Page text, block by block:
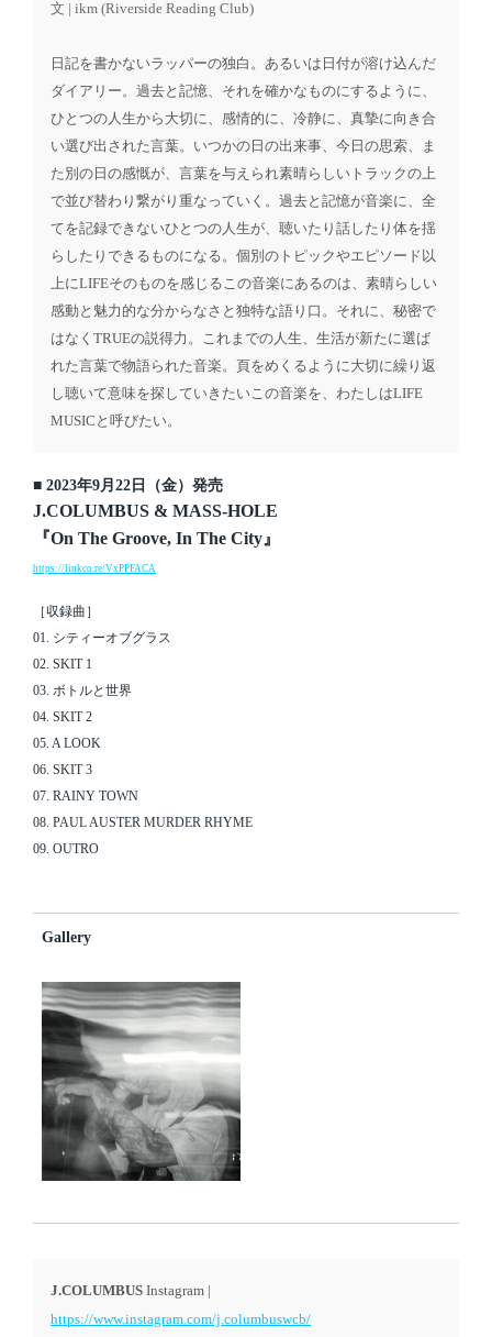
文 | ikm (Riverside Reading Club)
日記を書かないラッパーの独白。あるいは日付が溶け込んだ
ダイアリー。過去と記憶、それを確かなものにするように、
ひとつの人生から大切に、感情的に、冷静に、真摯に向き合
い選び出された言葉。いつかの日の出来事、今日の思索、ま
た別の日の感慨が、言葉を与えられ素晴らしいトラックの上
で並び替わり繋がり重なっていく。過去と記憶が音楽に、全
てを記録できないひとつの人生が、聴いたり話したり体を揺
らしたりできるものになる。個別のトピックやエピソード以
上にLIFEそのものを感じるこの音楽にあるのは、素晴らしい
感動と魅力的な分からなさと独特な語り口。それに、秘密で
はなくTRUEの説得力。これまでの人生、生活が新たに選ば
れた言葉で物語られた音楽。頁をめくるように大切に繰り返
し聴いて意味を探していきたいこの音楽を、わたしはLIFE
MUSICと呼びたい。
■ 2023年9月22日（金）発売
J.COLUMBUS & MASS-HOLE
『On The Groove, In The City』
https://linkco.re/VxPPFACA
［収録曲］
01. シティーオブグラス
02. SKIT 1
03. ボトルと世界
04. SKIT 2
05. A LOOK
06. SKIT 3
07. RAINY TOWN
08. PAUL AUSTER MURDER RHYME
09. OUTRO
Gallery
J.COLUMBUS Instagram |
https://www.instagram.com/j.columbuswcb/